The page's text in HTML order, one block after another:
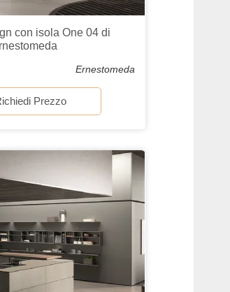
con isola One 04 di
Ernestomeda
Prezzo